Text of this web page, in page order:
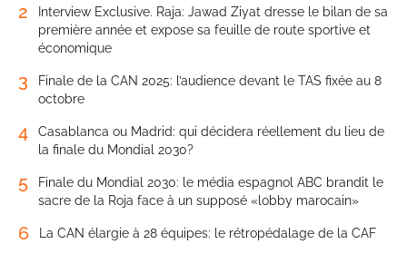
2
Interview Exclusive. Raja: Jawad Ziyat dresse le bilan de sa
première année et expose sa feuille de route sportive et
économique
3
Finale de la CAN 2025: l’audience devant le TAS fixée au 8
octobre
4
Casablanca ou Madrid: qui décidera réellement du lieu de
la finale du Mondial 2030?
5
Finale du Mondial 2030: le média espagnol ABC brandit le
sacre de la Roja face à un supposé «lobby marocain»
6 La CAN élargie à 28 équipes: le rétropédalage de la CAF